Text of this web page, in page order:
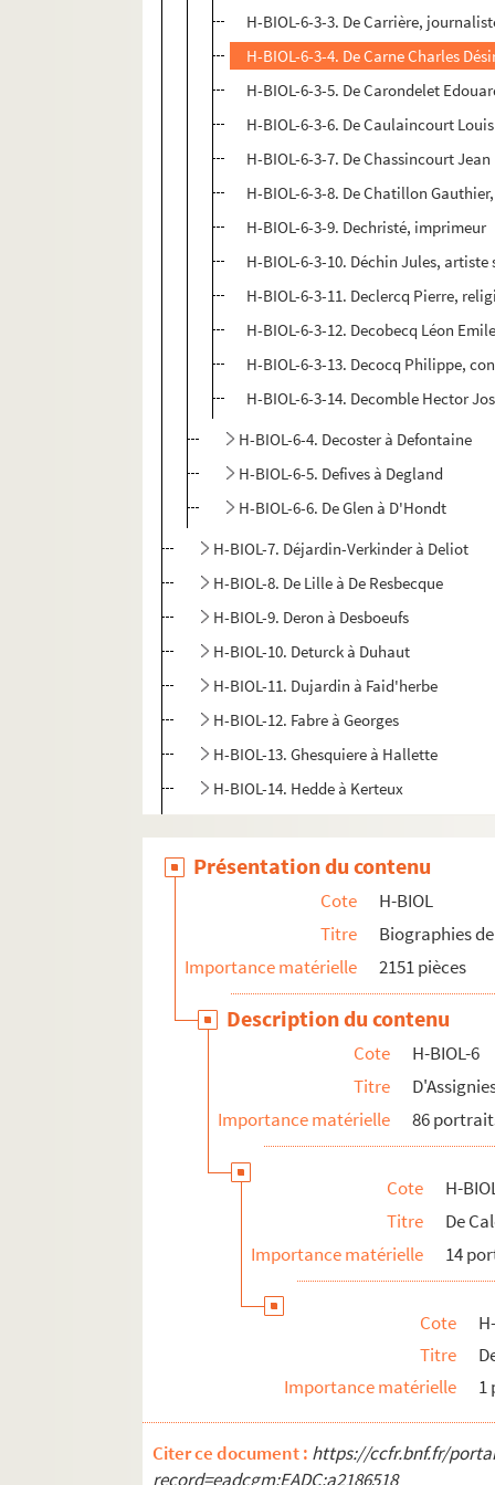
H-BIOL-6-3-3. De Carrière,
H-BIOL-6-3-4. De Carne Charles
H-BIOL-6-3-5. De Carondelet
H-BIOL-6-3-6. De Caulaincourt
H-BIOL-6-3-7. De Chassincourt
H-BIOL-6-3-8. De Chatillon
H-BIOL-6-3-9. Dechristé, imprimeur
H-BIOL-6-3-10. Déchin Jules,
H-BIOL-6-3-11. Declercq Pierre,
H-BIOL-6-3-12. Decobecq Léon
H-BIOL-6-3-13. Decocq Philippe,
H-BIOL-6-3-14. Decomble Hector
H-BIOL-6-4. Decoster à Defontaine
H-BIOL-6-5. Defives à Degland
H-BIOL-6-6. De Glen à D'Hondt
H-BIOL-7. Déjardin-Verkinder à Deliot
H-BIOL-8. De Lille à De Resbecque
H-BIOL-9. Deron à Desboeufs
H-BIOL-10. Deturck à Duhaut
H-BIOL-11. Dujardin à Faid'herbe
H-BIOL-12. Fabre à Georges
H-BIOL-13. Ghesquiere à Hallette
H-BIOL-14. Hedde à Kerteux
H-BIOL-16. Le Fel à Lequenne
H-BIOL-17. Lequeux à Marie Grosse-Tête
H-BIOL-18. Marie Jérôme à Montury
H-BIOL-19. Montgivet à Paris de
H-BIOL-20. Parrayon à Puvrez
H-BIOL-21. Quartelette à Salembier
H-BIOL-22. Sacqueleu à Sylvius
H-BIOL-23. Taviel à Vanderhaegen
H-BIOL-24. Van de Weghe à Zimmerman
Présentation du contenu
Cote
H-BIOL
Titre
Biographies
Importance matérielle
2151 pièces
Description du contenu
Cote
H-BIOL-6
Titre
Importance matérielle
86
Cote
H-
Titre
De
Importance matérielle
14
Cote
Titre
Importance matérielle
1
Citer ce document : https://ccfr.bnf.fr/
record=eadcgm:EADC:a2186518